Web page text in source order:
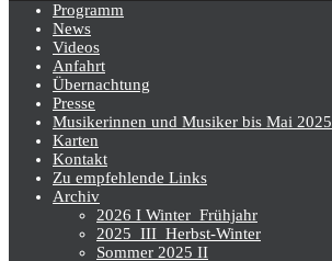
Programm
News
Videos
Anfahrt
Übernachtung
Presse
Musikerinnen und Musiker bis Mai 2025
Karten
Kontakt
Zu empfehlende Links
Archiv
2026 I Winter_Frühjahr
2025_III_Herbst-Winter
Sommer 2025 II